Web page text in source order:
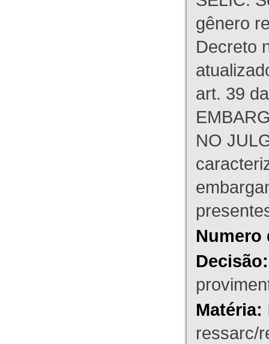
gênero
Decreto
art. 39
NO
Numero
Decisão:
Matéria:
ressarc/